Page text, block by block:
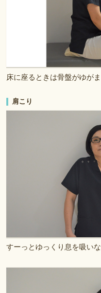
床に座るときは骨盤がゆが
肩こり
すーっとゆっくり息を吸い